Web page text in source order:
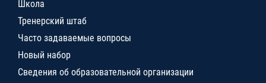
Школа
Тренерский штаб
Часто задаваемые вопросы
Новый набор
Сведения об образовательной организации